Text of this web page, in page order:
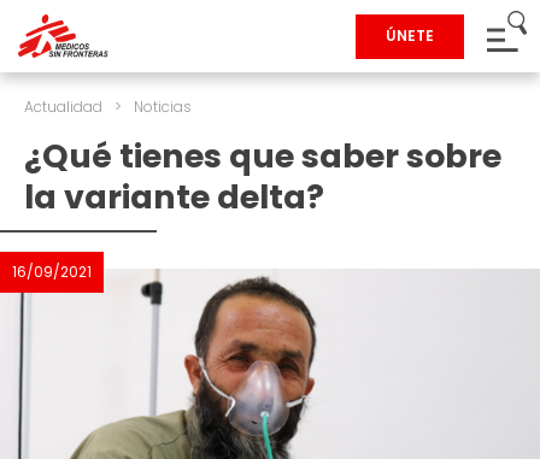
ÚNETE
Actualidad > Noticias
¿Qué tienes que saber sobre
la variante delta?
16/09/2021